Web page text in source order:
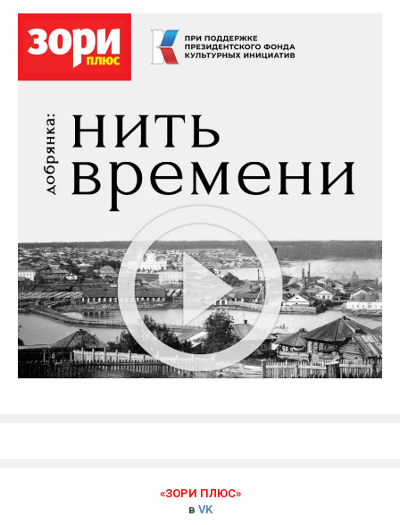
«ЗОРИ ПЛЮС»
в VK